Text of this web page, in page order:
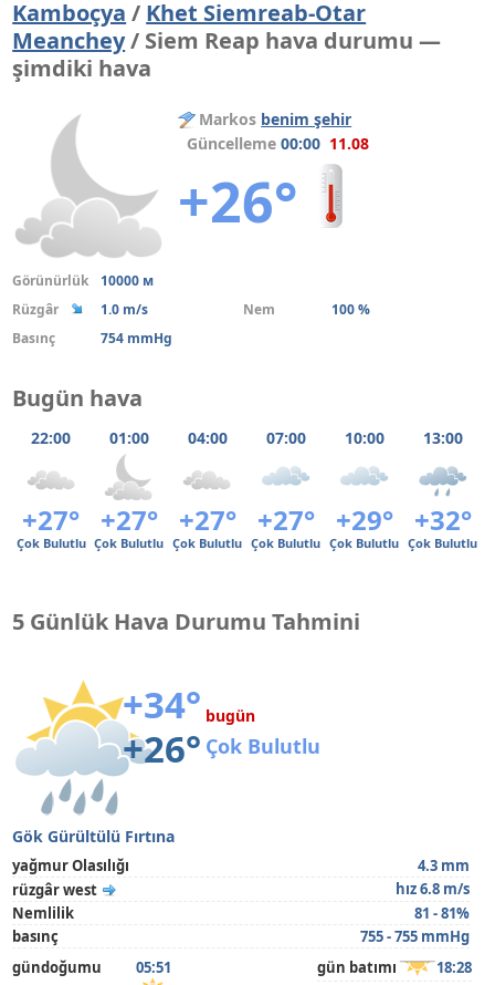
Kamboçya / Khet Siemreab-Otar
Meanchey/ Siem Reap hava durumu —
şimdiki hava
Markos benim şehir
Güncelleme00:00 11.08
+26°
Görünürlük
10000 м
Rüzgâr
1.0 m/s Nem
100 %
Basınç
754 mmHg
Bugün hava
22:00 01:00 04:00 07:00 10:00 13:00
+27° +27° +27° +27° +29° +32°
Çok Bulutlu Çok Bulutlu Çok Bulutlu Çok Bulutlu Çok Bulutlu Çok Bulutlu
5 Günlük Hava Durumu Tahmini
+34°
+26°
bugün
Çok Bulutlu
Gök Gürültülü Fırtına
yağmur Olasılığı
4.3 mm
rüzgâr west
hız 6.8 m/s
Nemlilik
81 - 81%
basınç
755 - 755 mmHg
gündoğumu
05:51 gün batımı 18:28